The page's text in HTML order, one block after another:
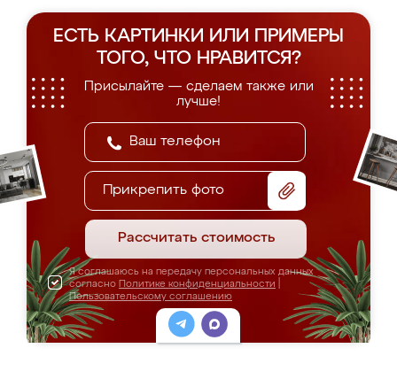
ЕСТЬ КАРТИНКИ ИЛИ ПРИМЕРЫ
ТОГО, ЧТО НРАВИТСЯ?
Присылайте — сделаем также или
лучше!
Прикрепить фото
Рассчитать стоимость
Я соглашаюсь на передачу персональных данных
согласно Политике конфиденциальности
Пользовательскому соглашению